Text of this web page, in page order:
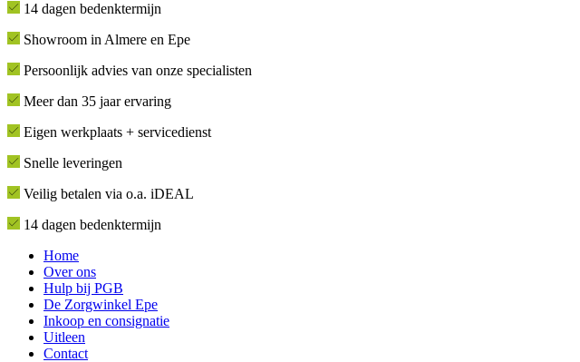
14 dagen bedenktermijn
Showroom in Almere en Epe
Persoonlijk advies van onze specialisten
Meer dan 35 jaar ervaring
Eigen werkplaats + servicedienst
Snelle leveringen
Veilig betalen via o.a. iDEAL
14 dagen bedenktermijn
Home
Over ons
Hulp bij PGB
De Zorgwinkel Epe
Inkoop en consignatie
Uitleen
Contact